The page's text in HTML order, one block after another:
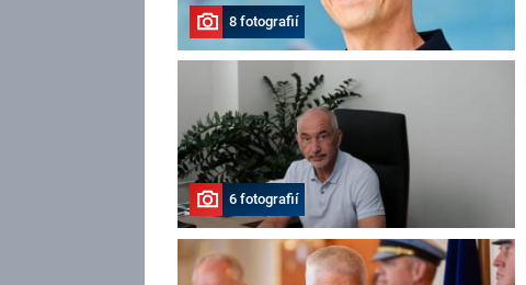
8 fotografií
6 fotografií